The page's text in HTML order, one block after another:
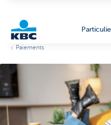
Paiements